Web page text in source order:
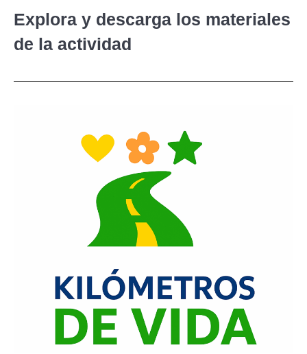
Explora y descarga los materiales
de la actividad